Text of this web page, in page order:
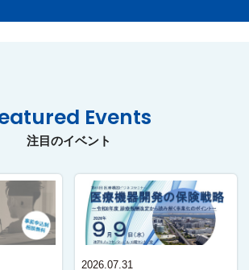
Events
注目のイベント
2026.07.31